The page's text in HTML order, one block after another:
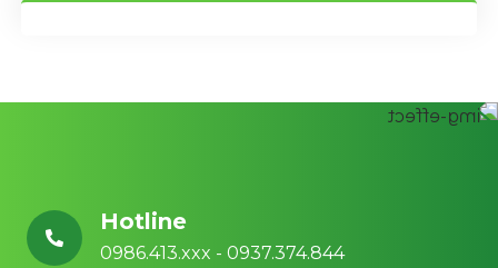
Hotline
0986.413.xxx - 0937.374.844